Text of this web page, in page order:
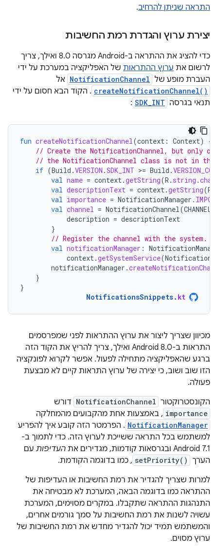
התראה שניתן להרחיב.
יצירת ערוץ והגדרת רמת החשיבות
כדי להציג את ההתראה ב-Android מגרסה 8.0 ואילך, צריך
לרשום את ערוץ ההתראות של האפליקציה במערכת על ידי
העברת מופע של NotificationChannel אל
createNotificationChannel() . הקוד הבא חסום על ידי
תנאי בגרסה SDK_INT
:
fun createNotificationChannel(context : Context)
{
// Create the NotificationChannel, but only on
// the NotificationChannel class is not in the
if (Build .VERSION .SDK_INT >= Build .
val name = context.getString(R . string .
val descriptionText = context.getString(R
val importance = NotificationManager .
val channel = NotificationChannel(
description = descriptionText
}
// Register the channel with the system.
val notificationManager :
context.getSystemService(
notificationManager .
}
}
NotificationsSnippets. kt
מכיוון שצריך ליצור את ערוץ ההתראות לפני שמפרסמים
התראות ב-Android 8.0 ואילך, צריך להריץ את הקוד הזה
ברגע שהאפליקציה מתחילה לפעול. אפשר לקרוא לפונקציה
הזו שוב ושוב, כי יצירה של ערוץ התראות קיים לא מבצעת
פעולה.
הקונסטרוקטור NotificationChannel דורש
importance , באמצעות אחת מהקבועים מהמחלקה
NotificationManager . הפרמטר הזה קובע איך להפריע
למשתמש בכל התראה ששייכת לערוץ הזה. כדי לתמוך ב-
Android 7.1 ובגרסאות קודמות, מגדירים את
העדיפות עם
הערך
setPriority() , כמו בדוגמה הקודמת.
למרות שצריך להגדיר את רמת החשיבות או העדיפות של
ההתראה כמו בדוגמה הבאה, המערכת לא מבטיחה את
התנהגות ההתראה שתקבלו. במקרים מסוימים, המערכת
עשויה לשנות את רמת החשיבות על סמך גורמים אחרים,
והמשתמש תמיד יכול להגדיר מחדש את רמת החשיבות של
ערוץ מסוים.